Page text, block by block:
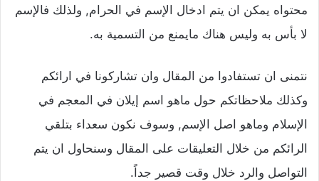
محتواه يمكن ان يتم ادخال الإسم في الحرام, ولذلك فالإسم
لا بأس به وليس هناك مايمنع من التسمية به.
نتمنى ان تستفادوا من المقال وان تشاركونا في ارائكم
وكذلك ملاحظاتكم حول ماهو اسم إيلان في المعجم في
الإسلام وماهو اصل الإسم, وسوف نكون سعداء بتلقي
الرائكم من خلال التعليقات على المقال وسنحاول ان يتم
التواصل والرد خلال وقت قصير جداً.